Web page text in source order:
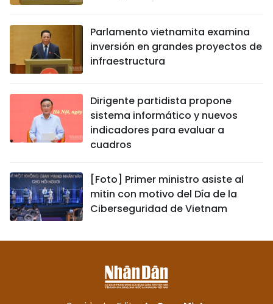
Parlamento vietnamita examina
inversión en grandes proyectos de
infraestructura
Dirigente partidista propone
sistema informático y nuevos
indicadores para evaluar a
cuadros
[Foto] Primer ministro asiste al
mitin con motivo del Día de la
Ciberseguridad de Vietnam